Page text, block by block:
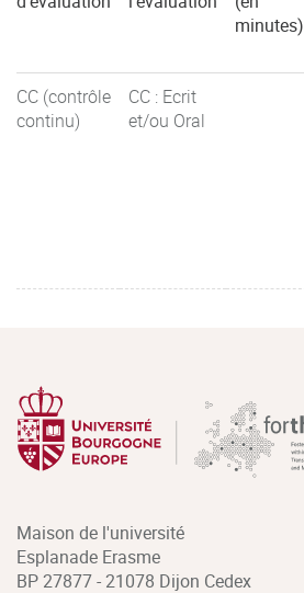
minutes)
CC (contrôle
continu)
CC : Ecrit
et/ou Oral
Maison de l'université
Esplanade Erasme
BP 27877 - 21078 Dijon Cedex